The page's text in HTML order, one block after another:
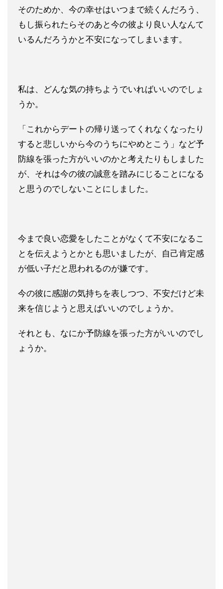
そのためか、今の幸せはいつまで続くんだろう、
もし振られたらそのあと今の彼より良い人なんて
いるんだろうかと不安になってしま います。
私は、どんな気の持ちようでいればいいのでしょ
うか。
「これからデートの帰り送ってくれなくなったり
すると悲しいから今のうちにやめとこう」など予
防線を張った方がいいのかと考えた りもしました
が、それは今の彼の誠意を踏みにじることになる
と思 うのでしないことにしました。
今まで良い恋愛をしたことがなくて不安になるこ
とを伝えようとかとも思いましたが、自己肯定感
が低い子だと思われるのが嫌です。
今の彼に感謝の気持ちを表しつつ、不安だけど未
来を信じようと思 えばいいのでしょうか。
それとも、なにか予防線を張った方がいいのでし
ょうか。